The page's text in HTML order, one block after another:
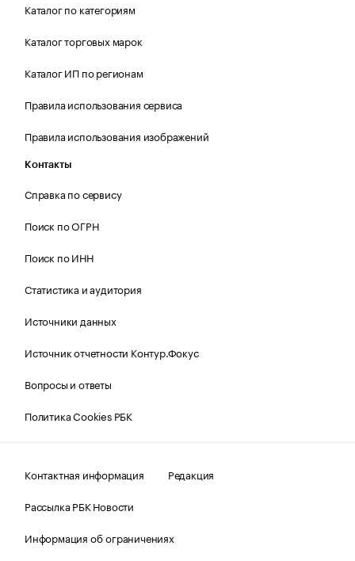
Каталог по категориям
Каталог торговых марок
Каталог ИП по регионам
Правила использования сервиса
Правила использования изображений
Контакты
Справка по сервису
Поиск по ОГРН
Поиск по ИНН
Статистика и аудитория
Источники данных
Источник отчетности Контур.Фокус
Вопросы и ответы
Политика Cookies РБК
Контактная информация
Редакция
Рассылка РБК Новости
Информация об ограничениях